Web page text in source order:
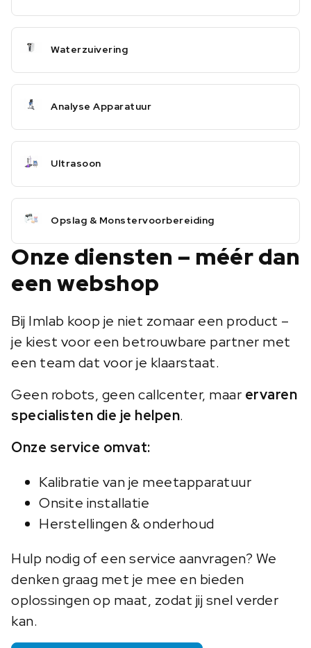
Waterzuivering
Analyse Apparatuur
Ultrasoon
Opslag & Monstervoorbereiding
Onze diensten – méér dan
een webshop
Bij Imlab koop je niet zomaar een product –
je kiest voor een betrouwbare partner met
een team dat voor je klaarstaat.
Geen robots, geen callcenter, maar ervaren
specialisten die je helpen.
Onze service omvat:
Kalibratie van je meetapparatuur
Onsite installatie
Herstellingen & onderhoud
Hulp nodig of een service aanvragen? We
denken graag met je mee en bieden
oplossingen op maat, zodat jij snel verder
kan.